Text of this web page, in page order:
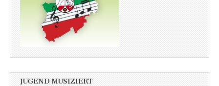
JUGEND MUSIZIERT